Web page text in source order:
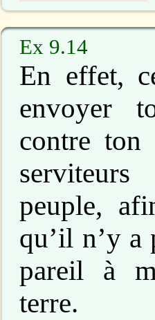
Ex 9.14
En effet,
envoyer
contre ton
peuple,
qu’il n’y a
pareil à
terre.